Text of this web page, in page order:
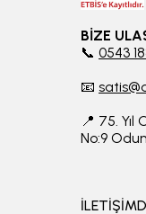
BİZE
📞 0543
📧
📍 75.
No:9